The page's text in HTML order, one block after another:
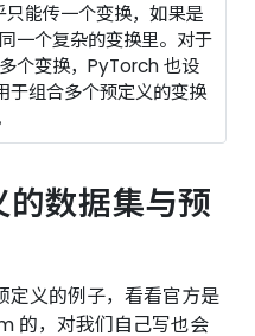
能传一个变换，如果是
一个复杂的变换里。对于
个变换，PyTorch 也设
于组合多个预定义的变换
数据集与预
义的例子，看看官方是
，对我们自己写也会